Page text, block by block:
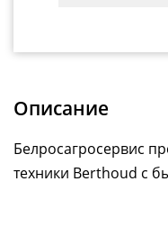
Описание
Белросагросервис
техники Berthoud с